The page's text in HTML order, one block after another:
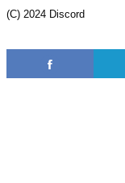
(C) 2024 Discord